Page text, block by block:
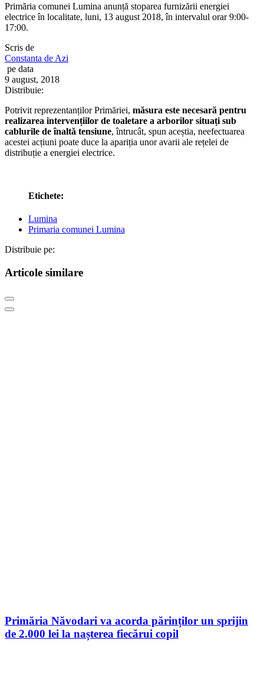
Primăria comunei Lumina anunță stoparea furnizării energiei
electrice în localitate, luni, 13 august 2018, în intervalul orar 9:00-
17:00.
Scris de
Constanta de Azi
pe data
9 august, 2018
Distribuie:
Potrivit reprezentanților Primăriei, măsura este necesară pentru
realizarea intervențiilor de toaletare a arborilor situați sub
cablurile de înaltă tensiune, întrucât, spun aceștia, neefectuarea
acestei acțiuni poate duce la apariția unor avarii ale rețelei de
distribuție a energiei electrice.
Etichete:
Lumina
Primaria comunei Lumina
Distribuie pe:
Articole similare
Primăria Năvodari va acorda părinților un sprijin
de 2.000 lei la nașterea fiecărui copil